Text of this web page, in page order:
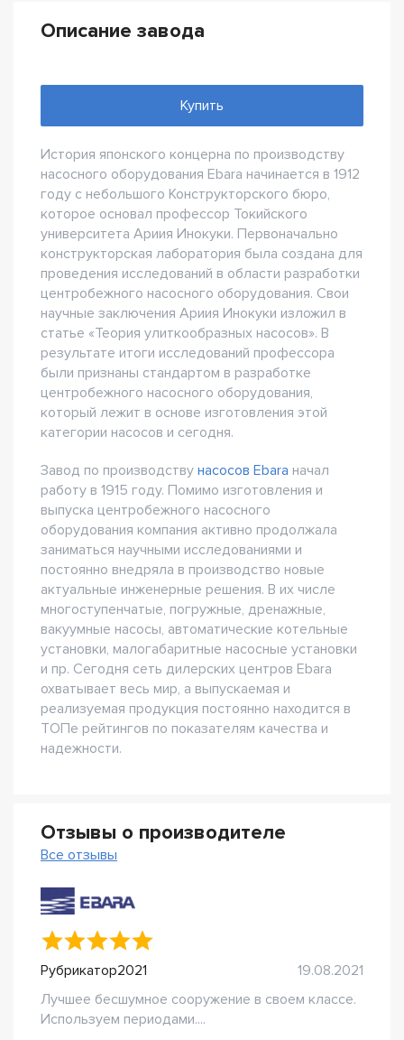
Описание завода
Купить
История японского концерна по производству
насосного оборудования Ebara начинается в 1912
году с небольшого Конструкторского бюро,
которое основал профессор Токийского
университета Ариия Инокуки. Первоначально
конструкторская лаборатория была создана для
проведения исследований в области разработки
центробежного насосного оборудования. Свои
научные заключения Ариия Инокуки изложил в
статье «Теория улиткообразных насосов». В
результате итоги исследований профессора
были признаны стандартом в разработке
центробежного насосного оборудования,
который лежит в основе изготовления этой
категории насосов и сегодня.
Завод по производству насосов Ebara начал
работу в 1915 году. Помимо изготовления и
выпуска центробежного насосного
оборудования компания активно продолжала
заниматься научными исследованиями и
постоянно внедряла в производство новые
актуальные инженерные решения. В их числе
многоступенчатые, погружные, дренажные,
вакуумные насосы, автоматические котельные
установки, малогабаритные насосные установки
и пр. Сегодня сеть дилерских центров Ebara
охватывает весь мир, а выпускаемая и
реализуемая продукция постоянно находится в
ТОПе рейтингов по показателям качества и
надежности.
Отзывы о производителе
Все отзывы
Рубрикатор2021
19.08.2021
Лучшее бесшумное сооружение в своем классе.
Используем периодами....